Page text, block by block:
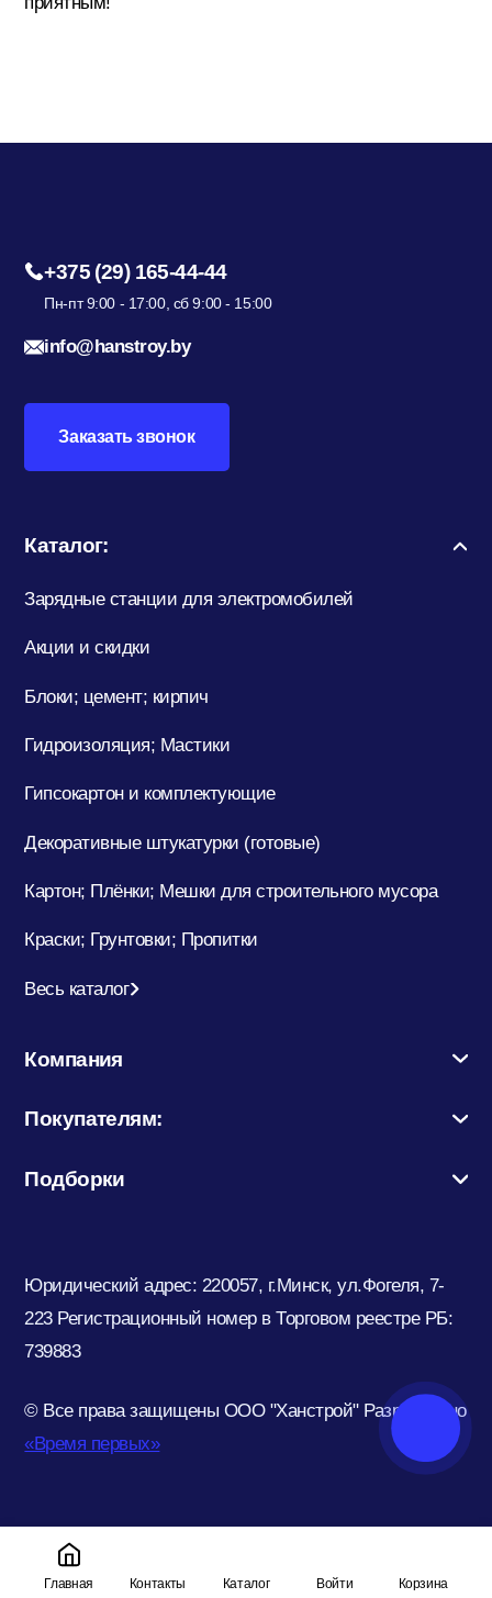
+375 (29) 165-44-44
Пн-пт 9:00 - 17:00, сб 9:00 - 15:00
info@hanstroy.by
Заказать звонок
Каталог:
Зарядные станции для электромобилей
Акции и скидки
Блоки; цемент; кирпич
Гидроизоляция; Мастики
Гипсокартон и комплектующие
Декоративные штукатурки (готовые)
Картон; Плёнки; Мешки для строительного мусора
Краски; Грунтовки; Пропитки
Весь каталог
Компания
Покупателям:
Подборки
Юридический адрес: 220057, г.Минск, ул.Фогеля, 7-
223 Регистрационный номер в Торговом реестре РБ:
739883
© Все права защищены ООО "Ханстрой" Разработано
«Время первых»
Главная Контакты Каталог Войти Корзина